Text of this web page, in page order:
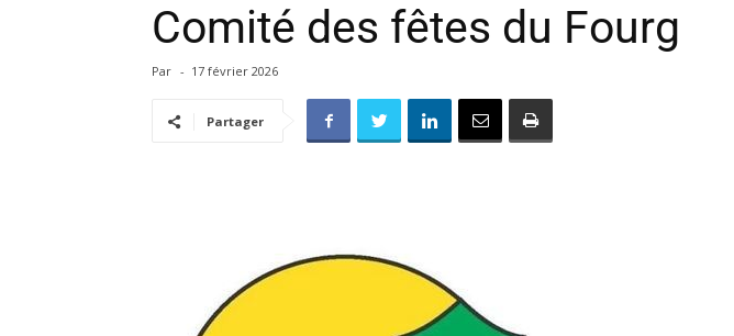
Comité des fêtes du Fourg
Par - 17 février 2026
Partager